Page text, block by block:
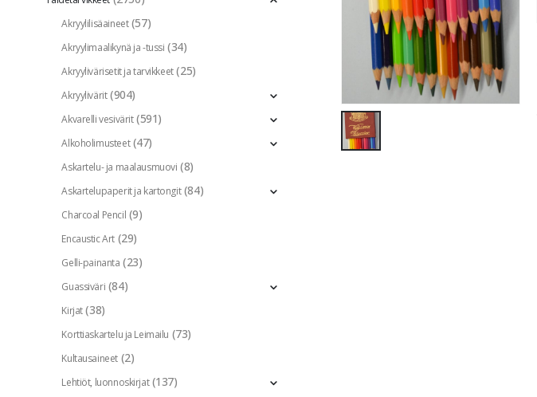
Akryylilisäaineet (57)
Akryylimaalikynä ja -tussi (34)
Akryylivärisetit ja tarvikkeet (25)
Akryylivärit (904)
Akvarelli vesivärit (591)
Alkoholimusteet (47)
Askartelu- ja maalausmuovi (8)
Askartelupaperit ja kartongit (84)
Charcoal Pencil (9)
Encaustic Art (29)
Gelli-painanta (23)
Guassiväri (84)
Kirjat (38)
Korttiaskartelu ja Leimailu (73)
Kultausaineet (2)
Lehtiöt, luonnoskirjat (137)